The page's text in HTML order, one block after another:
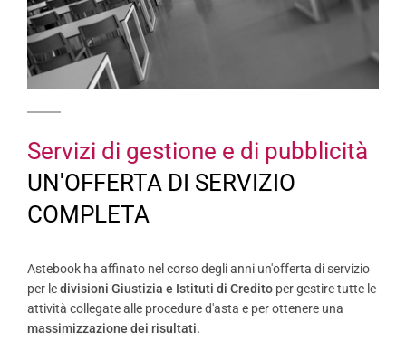
Servizi di gestione e di pubblicità
UN'OFFERTA DI SERVIZIO
COMPLETA
Astebook ha affinato nel corso degli anni un'offerta di servizio
per ledivisioni Giustizia e Istituti di Credito per gestire tutte le
attività collegate alle procedure d'asta e per ottenere una
massimizzazione dei risultati.